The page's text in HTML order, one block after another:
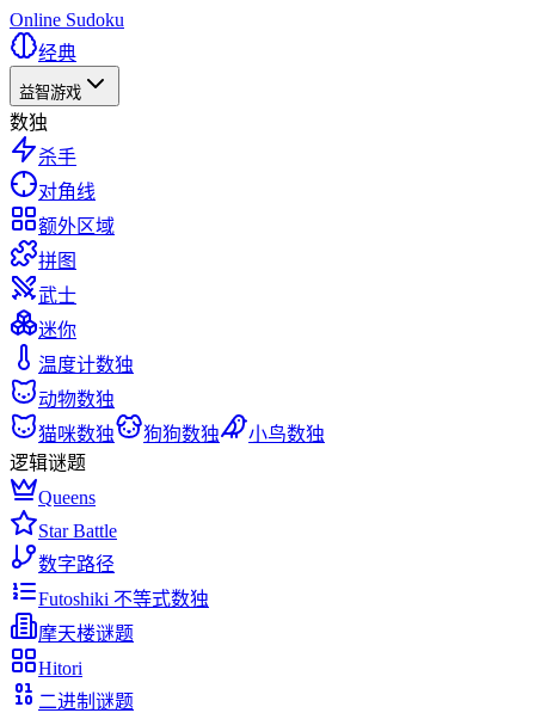
Online Sudoku
经典
益智游戏
数独
杀手
对角线
额外区域
拼图
武士
迷你
温度计数独
动物数独
猫咪数独
狗狗数独
小鸟数独
逻辑谜题
Queens
Star Battle
数字路径
Futoshiki 不等式数独
摩天楼谜题
Hitori
二进制谜题